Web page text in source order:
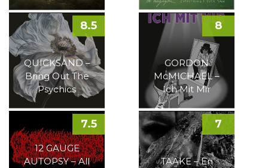
QUICKSAND –
Bring Out The
Psychics
8.5
GORDON
McMICHAEL –
Ich Mit Mir
8
12 GAUGE
AUTOPSY – All
7.5
TAAKE – En
7